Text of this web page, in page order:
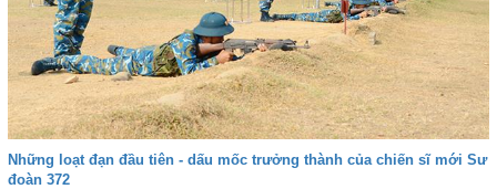
Những loạt đạn đầu tiên - dấu mốc trưởng thành của chiến sĩ mới Sư
đoàn 372